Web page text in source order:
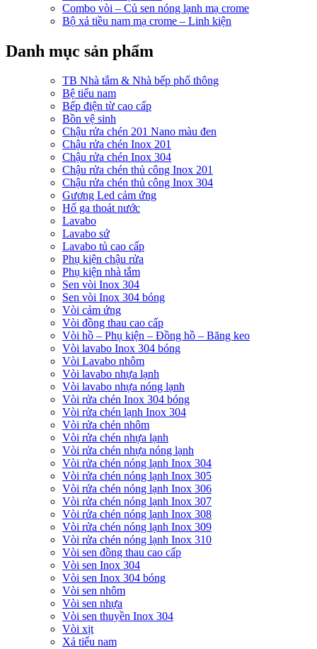
Combo vòi – Củ sen nóng lạnh mạ crome
Bộ xả tiều nam mạ crome – Linh kiện
Danh mục sản phẩm
TB Nhà tắm & Nhà bếp phổ thông
Bệ tiểu nam
Bếp điện từ cao cấp
Bồn vệ sinh
Chậu rửa chén 201 Nano màu đen
Chậu rửa chén Inox 201
Chậu rửa chén Inox 304
Chậu rửa chén thủ công Inox 201
Chậu rửa chén thủ công Inox 304
Gương Led cảm ứng
Hố ga thoát nước
Lavabo
Lavabo sứ
Lavabo tủ cao cấp
Phụ kiện chậu rửa
Phụ kiện nhà tắm
Sen vòi Inox 304
Sen vòi Inox 304 bóng
Vòi cảm ứng
Vòi đồng thau cao cấp
Vòi hồ – Phụ kiện – Đồng hồ – Băng keo
Vòi lavabo Inox 304 bóng
Vòi Lavabo nhôm
Vòi lavabo nhựa lạnh
Vòi lavabo nhựa nóng lạnh
Vòi rửa chén Inox 304 bóng
Vòi rửa chén lạnh Inox 304
Vòi rửa chén nhôm
Vòi rửa chén nhựa lạnh
Vòi rửa chén nhựa nóng lạnh
Vòi rửa chén nóng lạnh Inox 304
Vòi rửa chén nóng lạnh Inox 305
Vòi rửa chén nóng lạnh Inox 306
Vòi rửa chén nóng lạnh Inox 307
Vòi rửa chén nóng lạnh Inox 308
Vòi rửa chén nóng lạnh Inox 309
Vòi rửa chén nóng lạnh Inox 310
Vòi sen đồng thau cao cấp
Vòi sen Inox 304
Vòi sen Inox 304 bóng
Vòi sen nhôm
Vòi sen nhựa
Vòi sen thuyền Inox 304
Vòi xịt
Xả tiểu nam